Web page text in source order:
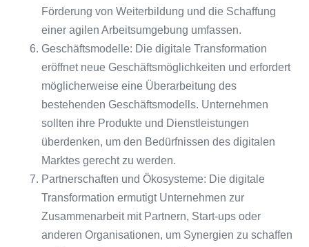
Förderung von Weiterbildung und die Schaffung
einer agilen Arbeitsumgebung umfassen.
Geschäftsmodelle: Die digitale Transformation
eröffnet neue Geschäftsmöglichkeiten und erfordert
möglicherweise eine Überarbeitung des
bestehenden Geschäftsmodells. Unternehmen
sollten ihre Produkte und Dienstleistungen
überdenken, um den Bedürfnissen des digitalen
Marktes gerecht zu werden.
Partnerschaften und Ökosysteme: Die digitale
Transformation ermutigt Unternehmen zur
Zusammenarbeit mit Partnern, Start-ups oder
anderen Organisationen, um Synergien zu schaffen